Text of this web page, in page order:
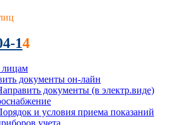
14
документы он-лайн
документы (в электр.виде)
и условия приема показаний